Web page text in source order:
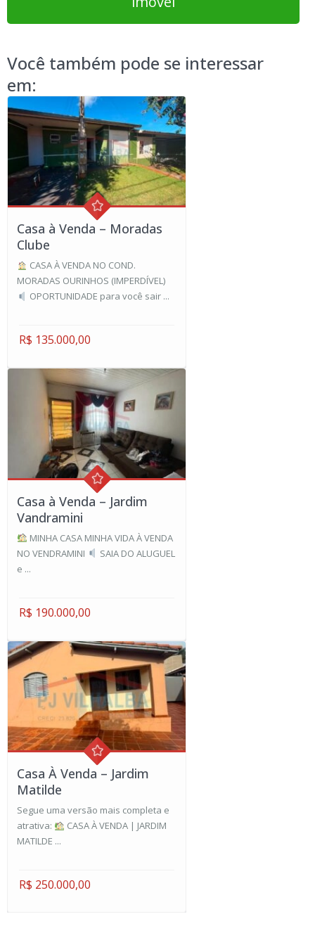
Você também pode se interessar
em:
Casa à Venda – Moradas
Clube
CASA À VENDA NO COND.
MORADAS OURINHOS (IMPERDÍVEL)
OPORTUNIDADE para você sair ...
R$ 135.000,00
Casa à Venda – Jardim
Vandramini
MINHA CASA MINHA VIDA À VENDA
NO VENDRAMINI
SAIA DO ALUGUEL
e ...
R$ 190.000,00
Casa À Venda – Jardim
Matilde
Segue uma versão mais completa e
atrativa:
CASA À VENDA | JARDIM
MATILDE ...
R$ 250.000,00